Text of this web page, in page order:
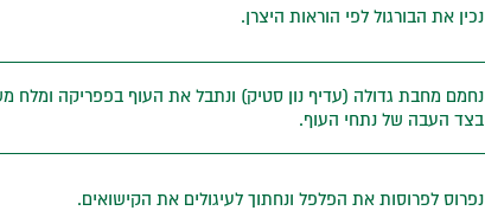
נכין את הבורגול לפי הוראות היצרן.
נחמם מחבת גדולה (עדיף נון סטיק) ונתבל את העוף בפפריקה ומלח
בצד העבה של נתחי העוף.
נפרוס לפרוסות את הפלפל ונחתוך לעיגולים את הקישואים.